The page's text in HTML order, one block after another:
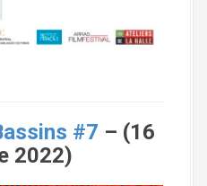
#7 – (16
2022)